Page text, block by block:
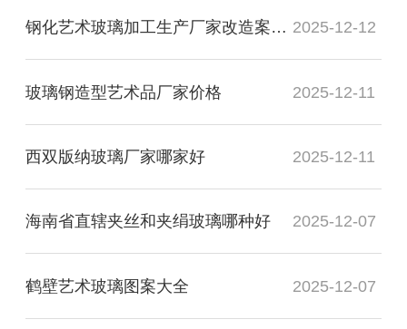
钢化艺术玻璃加工生产厂家改造案例图 2025-12-12
玻璃钢造型艺术品厂家价格 2025-12-11
西双版纳玻璃厂家哪家好 2025-12-11
海南省直辖夹丝和夹绢玻璃哪种好 2025-12-07
鹤壁艺术玻璃图案大全 2025-12-07